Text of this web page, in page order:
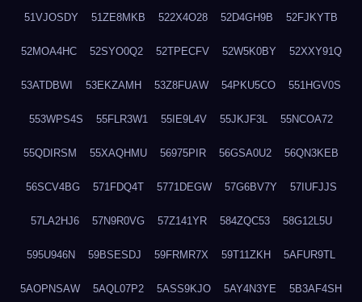
51VJOSDY 51ZE8MKB 522X4O28 52D4GH9B 52FJKYTB
52MOA4HC 52SYO0Q2 52TPECFV 52W5K0BY 52XXY91Q
53ATDBWI 53EKZAMH 53Z8FUAW 54PKU5CO 551HGV0S
553WPS4S 55FLR3W1 55IE9L4V 55JKJF3L 55NCOA72
55QDIRSM 55XAQHMU 56975PIR 56GSA0U2 56QN3KEB
56SCV4BG 571FDQ4T 5771DEGW 57G6BV7Y 57IUFJJS
57LA2HJ6 57N9R0VG 57Z141YR 584ZQC53 58G12L5U
595U946N 59BSESDJ 59FRMR7X 59T11ZKH 5AFUR9TL
5AOPNSAW 5AQL07P2 5ASS9KJO 5AY4N3YE 5B3AF4SH